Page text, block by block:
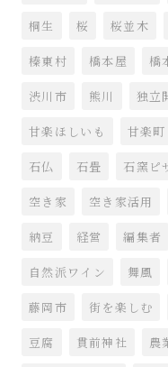
桐生 桜 桜並木
榛東村 橋本屋 橋
渋川市 熊川 独立
甘楽ほしいも 甘楽町
石仏 石畳 石窯ピ
空き家 空き家活用
納豆 経営 編集者
自然派ワイン 舞風
藤岡市 街を楽しむ
豆腐 貫前神社 農